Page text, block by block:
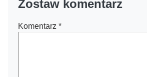
Zostaw komentarz
Komentarz *